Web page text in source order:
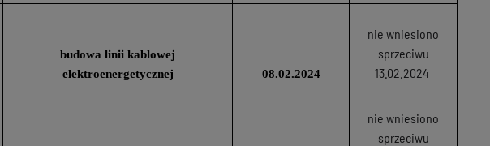
budowa linii kablowej
elektroenergetycznej
08.02.2024
nie wniesiono
sprzeciwu
13.02.2024
nie wniesiono
sprzeciwu